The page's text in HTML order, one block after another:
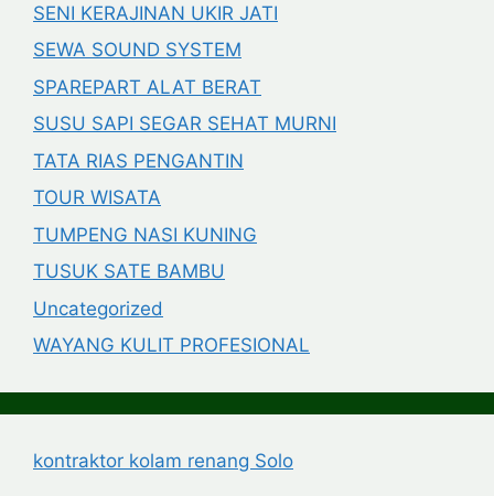
SENI KERAJINAN UKIR JATI
SEWA SOUND SYSTEM
SPAREPART ALAT BERAT
SUSU SAPI SEGAR SEHAT MURNI
TATA RIAS PENGANTIN
TOUR WISATA
TUMPENG NASI KUNING
TUSUK SATE BAMBU
Uncategorized
WAYANG KULIT PROFESIONAL
kontraktor kolam renang Solo